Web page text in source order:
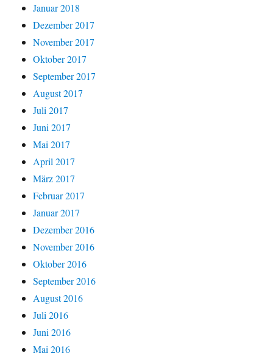
Januar 2018
Dezember 2017
November 2017
Oktober 2017
September 2017
August 2017
Juli 2017
Juni 2017
Mai 2017
April 2017
März 2017
Februar 2017
Januar 2017
Dezember 2016
November 2016
Oktober 2016
September 2016
August 2016
Juli 2016
Juni 2016
Mai 2016